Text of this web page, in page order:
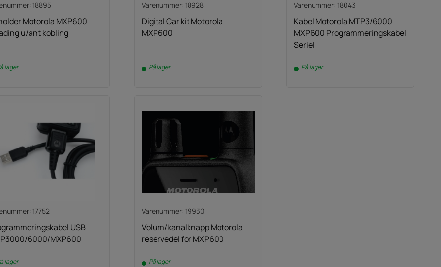
18895
Motorola MXP600
u/ant kobling
lager
Varenummer: 18928
Digital Car kit Motorola
MXP600
På lager
Varenummer: 18043
Kabel Motorola MTP3/6000
MXP600 Programmeringskabel
Seriel
På lager
17752
USB
6000/MXP600
lager
Varenummer: 19930
Volum/kanalknapp Motorola
reservedel for MXP600
På lager